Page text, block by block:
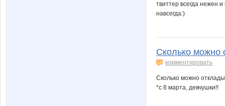
твиттер всегда нежен
навсегда:)
Сколько можно
комментировать
Сколько можно
*с 8 марта, девчушки!!